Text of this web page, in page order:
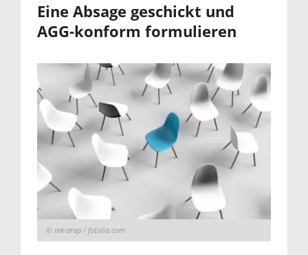
Eine Absage geschickt und
AGG-konform formulieren
© ink-drop / fotolia.com